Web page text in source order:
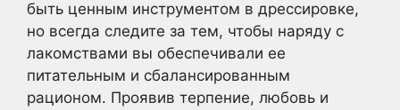
быть ценным инструментом в дрессировке,
но всегда следите за тем, чтобы наряду с
лакомствами вы обеспечивали ее
питательным и сбалансированным
рационом. Проявив терпение, любовь и